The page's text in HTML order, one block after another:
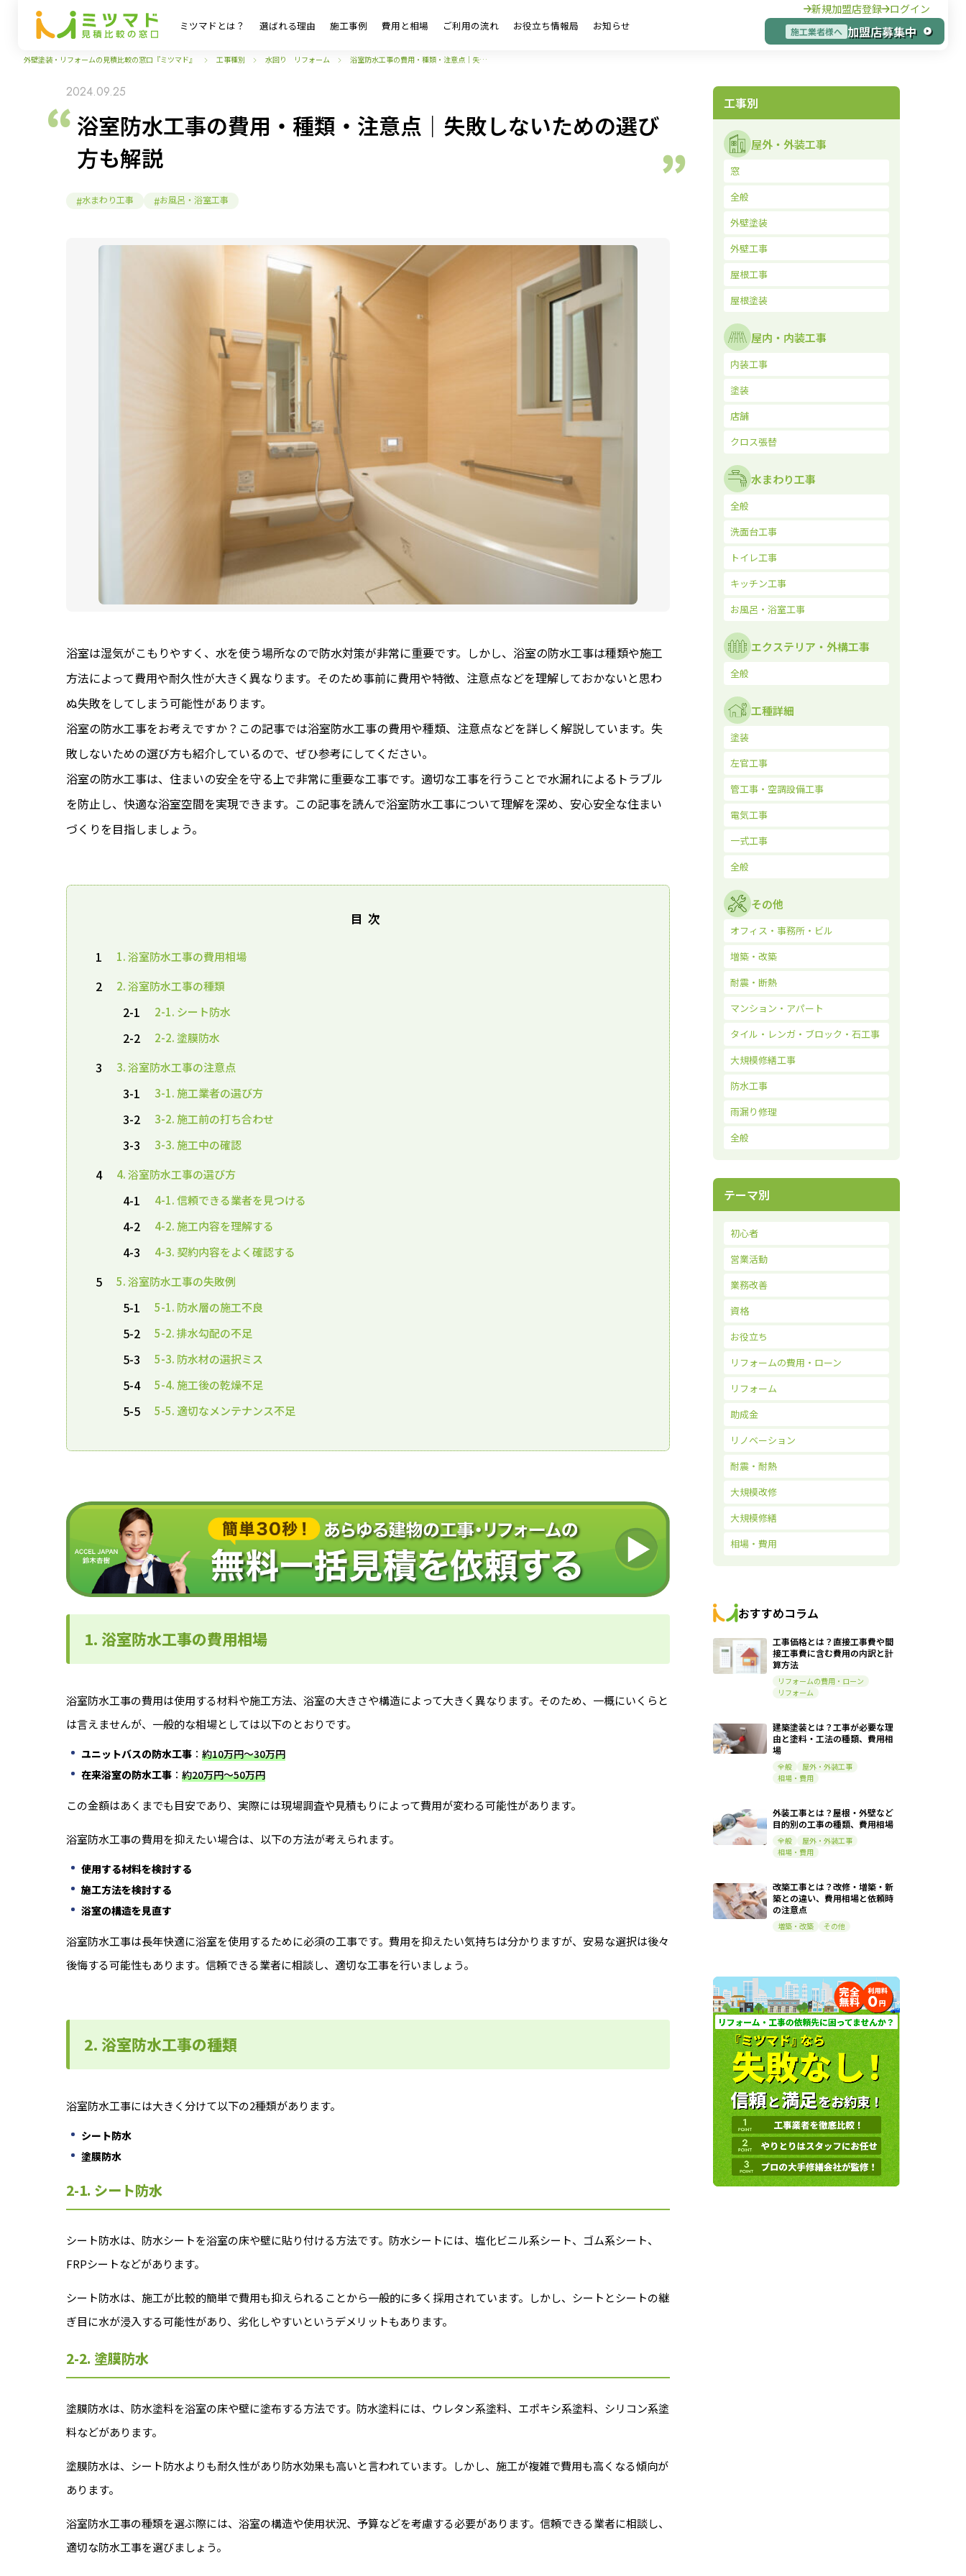
ミツマドとは？ 選ばれる理由 施工事例 費用と相場 ご利用の流れ お役立ち情報局 お知らせ
新規加盟店登録 ログイン
施工業者様へ 加盟店募集中
外壁塗装・リフォームの見積比較の窓口『ミツマド』 工事種別 水回り リフォーム 浴室防水工事の費用・種類・注意点｜失…
2024.09.25
浴室防水工事の費用・種類・注意点｜失敗しないための選び
方も解説
水まわり工事 お風呂・浴室工事
浴室は湿気がこもりやすく、水を使う場所なので防水対策が非常に重要です。しかし、浴室の防水工事は種類や施工
方法によって費用や耐久性が大きく異なります。そのため事前に費用や特徴、注意点などを理解しておかないと思わ
ぬ失敗をしてしまう可能性があります。
浴室の防水工事をお考えですか？この記事では浴室防水工事の費用や種類、注意点などを詳しく解説しています。失
敗しないための選び方も紹介しているので、ぜひ参考にしてください。
浴室の防水工事は、住まいの安全を守る上で非常に重要な工事です。適切な工事を行うことで水漏れによるトラブル
を防止し、快適な浴室空間を実現できます。この記事を読んで浴室防水工事について理解を深め、安心安全な住まい
づくりを目指しましょう。
目次
1 1. 浴室防水工事の費用相場
2 2. 浴室防水工事の種類
2-1 2-1. シート防水
2-2 2-2. 塗膜防水
3 3. 浴室防水工事の注意点
3-1 3-1. 施工業者の選び方
3-2 3-2. 施工前の打ち合わせ
3-3 3-3. 施工中の確認
4 4. 浴室防水工事の選び方
4-1 4-1. 信頼できる業者を見つける
4-2 4-2. 施工内容を理解する
4-3 4-3. 契約内容をよく確認する
5 5. 浴室防水工事の失敗例
5-1 5-1. 防水層の施工不良
5-2 5-2. 排水勾配の不足
5-3 5-3. 防水材の選択ミス
5-4 5-4. 施工後の乾燥不足
5-5 5-5. 適切なメンテナンス不足
1. 浴室防水工事の費用相場
浴室防水工事の費用は使用する材料や施工方法、浴室の大きさや構造によって大きく異なります。そのため、一概にいくらと
は言えませんが、一般的な相場としては以下のとおりです。
ユニットバスの防水工事 ： 約10万円～30万円
在来浴室の防水工事 ： 約20万円～50万円
この金額はあくまでも目安であり、実際には現場調査や見積もりによって費用が変わる可能性があります。
浴室防水工事の費用を抑えたい場合は、以下の方法が考えられます。
使用する材料を検討する
施工方法を検討する
浴室の構造を見直す
浴室防水工事は長年快適に浴室を使用するために必須の工事です。費用を抑えたい気持ちは分かりますが、安易な選択は後々
後悔する可能性もあります。信頼できる業者に相談し、適切な工事を行いましょう。
2. 浴室防水工事の種類
浴室防水工事には大きく分けて以下の2種類があります。
シート防水
塗膜防水
2-1. シート防水
シート防水は、防水シートを浴室の床や壁に貼り付ける方法です。防水シートには、塩化ビニル系シート、ゴム系シート、
FRPシートなどがあります。
シート防水は、施工が比較的簡単で費用も抑えられることから一般的に多く採用されています。しかし、シートとシートの継
ぎ目に水が浸入する可能性があり、劣化しやすいというデメリットもあります。
2-2. 塗膜防水
塗膜防水は、防水塗料を浴室の床や壁に塗布する方法です。防水塗料には、ウレタン系塗料、エポキシ系塗料、シリコン系塗
料などがあります。
塗膜防水は、シート防水よりも耐久性があり防水効果も高いと言われています。しかし、施工が複雑で費用も高くなる傾向が
あります。
浴室防水工事の種類を選ぶ際には、浴室の構造や使用状況、予算などを考慮する必要があります。信頼できる業者に相談し、
適切な防水工事を選びましょう。
工事別
屋外・外装工事
窓
全般
外壁塗装
外壁工事
屋根工事
屋根塗装
屋内・内装工事
内装工事
塗装
店舗
クロス張替
水まわり工事
全般
洗面台工事
トイレ工事
キッチン工事
お風呂・浴室工事
エクステリア・外構工事
全般
工種詳細
塗装
左官工事
管工事・空調設備工事
電気工事
一式工事
全般
その他
オフィス・事務所・ビル
増築・改築
耐震・断熱
マンション・アパート
タイル・レンガ・ブロック・石工事
大規模修繕工事
防水工事
雨漏り修理
全般
テーマ別
初心者
営業活動
業務改善
資格
お役立ち
リフォームの費用・ローン
リフォーム
助成金
リノベーション
耐震・耐熱
大規模改修
大規模修繕
相場・費用
おすすめコラム
工事価格とは？直接工事費や間
接工事費に含む費用の内訳と計
算方法
リフォームの費用・ローン
リフォーム
建築塗装とは？工事が必要な理
由と塗料・工法の種類、費用相
場
全般
屋外・外装工事
相場・費用
外装工事とは？屋根・外壁など
目的別の工事の種類、費用相場
全般
屋外・外装工事
相場・費用
改築工事とは？改修・増築・新
築との違い、費用相場と依頼時
の注意点
増築・改築 その他